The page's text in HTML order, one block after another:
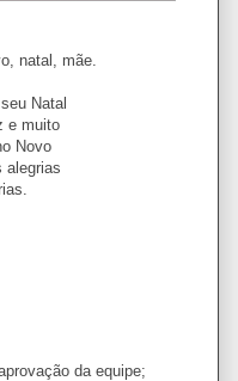
natal, mãe.
Natal
e muito
Novo
alegrias
da equipe;